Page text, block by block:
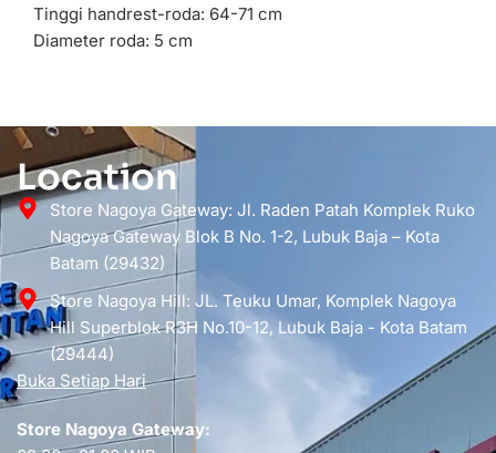
Tinggi handrest-roda: 64-71 cm
Diameter roda: 5 cm
Location
Store Nagoya Gateway: Jl. Raden Patah Komplek Ruko
Nagoya Gateway Blok B No. 1-2, Lubuk Baja – Kota
Batam (29432)
Store Nagoya Hill: JL. Teuku Umar, Komplek Nagoya
Hill Superblok R3H No.10-12, Lubuk Baja - Kota Batam
(29444)
Buka Setiap Hari
Store Nagoya Gateway: